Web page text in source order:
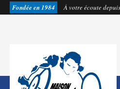
Fondée en 1984 À votre écoute